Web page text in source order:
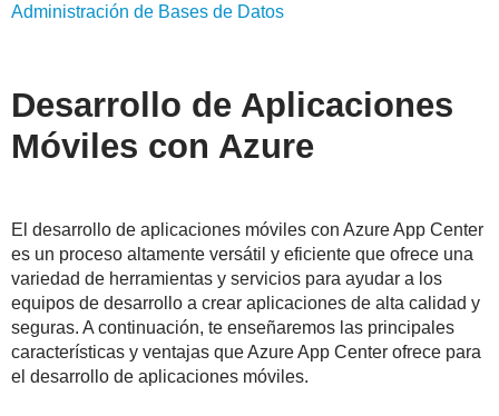
Administración de Bases de Datos
Desarrollo de Aplicaciones
Móviles con Azure
El desarrollo de aplicaciones móviles con Azure App Center
es un proceso altamente versátil y eficiente que ofrece una
variedad de herramientas y servicios para ayudar a los
equipos de desarrollo a crear aplicaciones de alta calidad y
seguras. A continuación, te enseñaremos las principales
características y ventajas que Azure App Center ofrece para
el desarrollo de aplicaciones móviles.